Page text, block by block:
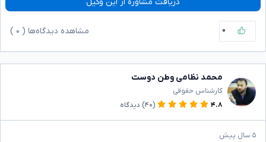
۰ مشاهده دیدگاه‌ها ( ۰
محمد نظامی وطن دوست
کارشناس حقوقی
۴.۸
(۴۰) دیدگاه
۵ سال پیش